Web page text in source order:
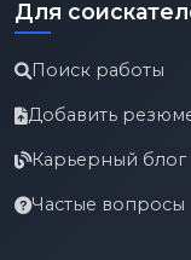
Для
Поиск работы
Добавить
Карьерный блог
Частые вопросы